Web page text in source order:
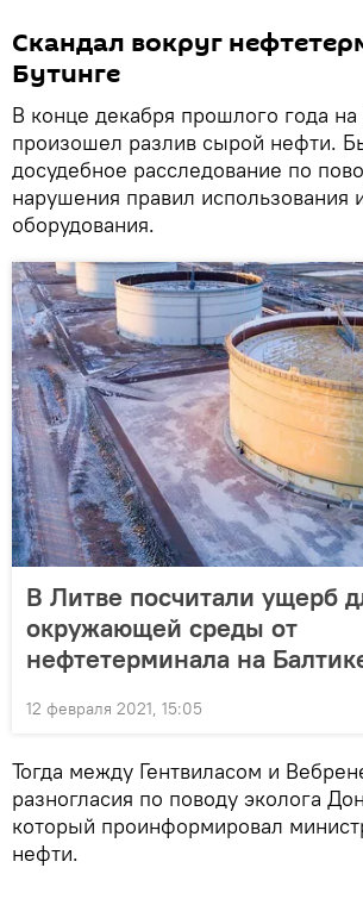
Скандал вокруг
Бутинге
В конце декабря прошлого года на
произошел разлив сырой нефти.
досудебное расследование по
нарушения правил использования
оборудования.
В Литве посчитали ущерб
окружающей среды от
нефтетерминала на
12 февраля 2021, 15:05
Тогда между Гентвиласом и
разногласия по поводу эколога
который проинформировал
нефти.